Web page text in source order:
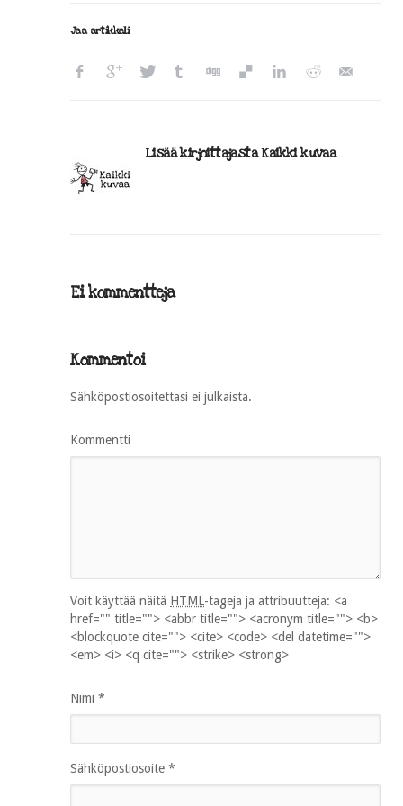
Jaa artikkeli
Lisää kirjoittajasta Kaikki kuvaa
Ei kommentteja
Kommentoi
Sähköpostiosoitettasi ei julkaista.
Kommentti
Voit käyttää näitä HTML-tageja ja attribuutteja: <a
href="" title=""> <abbr title=""> <acronym title=""> <b>
<blockquote cite=""> <cite> <code> <del datetime="">
<em> <i> <q cite=""> <strike> <strong>
Nimi *
Sähköpostiosoite *